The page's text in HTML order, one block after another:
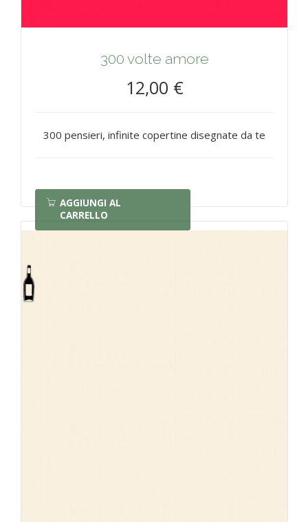
300 volte amore
12,00 €
300 pensieri, infinite copertine disegnate da te
AGGIUNGI AL
CARRELLO